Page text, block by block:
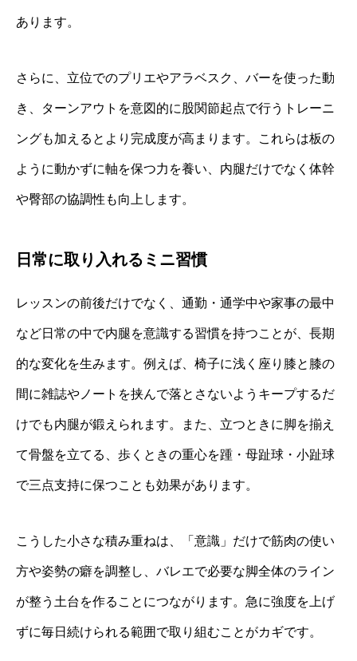
あります。
さらに、立位でのプリエやアラベスク、バーを使った動
き、ターンアウトを意図的に股関節起点で行うトレーニ
ングも加えるとより完成度が高まります。これらは板の
ように動かずに軸を保つ力を養い、内腿だけでなく体幹
や臀部の協調性も向上します。
日常に取り入れるミニ習慣
レッスンの前後だけでなく、通勤・通学中や家事の最中
など日常の中で内腿を意識する習慣を持つことが、長期
的な変化を生みます。例えば、椅子に浅く座り膝と膝の
間に雑誌やノートを挟んで落とさないようキープするだ
けでも内腿が鍛えられます。また、立つときに脚を揃え
て骨盤を立てる、歩くときの重心を踵・母趾球・小趾球
で三点支持に保つことも効果があります。
こうした小さな積み重ねは、「意識」だけで筋肉の使い
方や姿勢の癖を調整し、バレエで必要な脚全体のライン
が整う土台を作ることにつながります。急に強度を上げ
ずに毎日続けられる範囲で取り組むことがカギです。